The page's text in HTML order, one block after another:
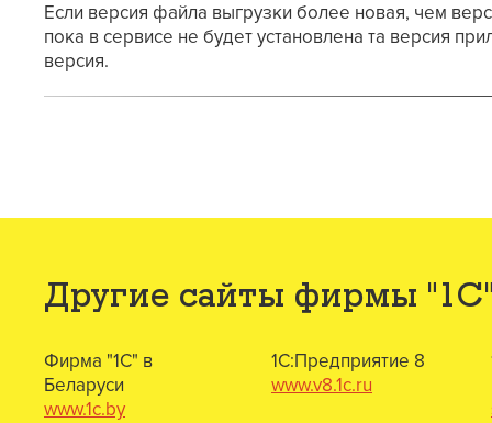
Если версия файла выгрузки более новая, чем
пока в сервисе не будет установлена та версия
версия.
Другие сайты фирмы
Фирма "1С" в
Беларуси
www.1c.by
1С:Предприятие 8
www.v8.1c.ru